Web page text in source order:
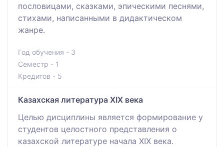
пословицами, сказками, эпическими песнями,
стихами, написанными в дидактическом
жанре.
Год обучения - 3
Семестр - 1
Кредитов - 5
Казахская литература XIX века
Целью дисциплины является формирование у
студентов целостного представления о
казахской литературе начала XIX века.